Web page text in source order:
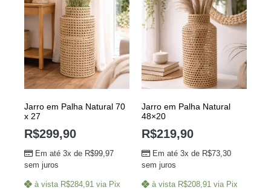
Jarro em Palha Natural 70
x 27
R$299,90
Em até 3x de R$99,97
sem juros
à vista R$284,91 via Pix
Jarro em Palha Natural
48×20
R$219,90
Em até 3x de R$73,30
sem juros
à vista R$208,91 via Pix